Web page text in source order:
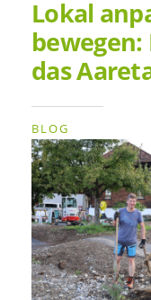
Lokal
das
BLOG